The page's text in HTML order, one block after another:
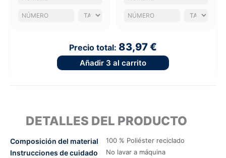
Precio total: 83,97 €
Añadir 3 al carrito
DETALLES DEL PRODUCTO
Composición del material 100 % Poliéster reciclado
Instrucciones de cuidado No lavar a máquina